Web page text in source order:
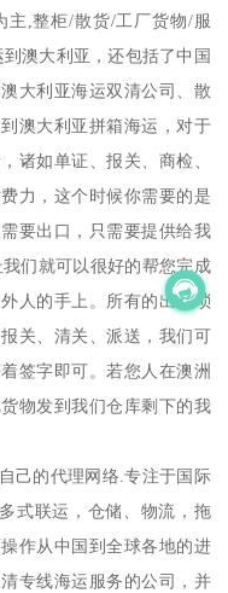
主,整柜/散货/工厂货物/服
澳大利亚，还包括了中国
大利亚海运双清公司、散
澳大利亚拼箱海运，对于
诸如单证、报关、商检、
力，这个时候你需要的是
要出口，只需要提供给我
们就可以很好的帮您完成
人的手上。所有的出口琐
关、清关、派送，我们可
签字即可。若您人在澳洲
物发到我们仓库剩下的我
己的代理网络.专注于国际
式联运，仓储、物流，拖
作从中国到全球各地的进
专线海运服务的公司，并